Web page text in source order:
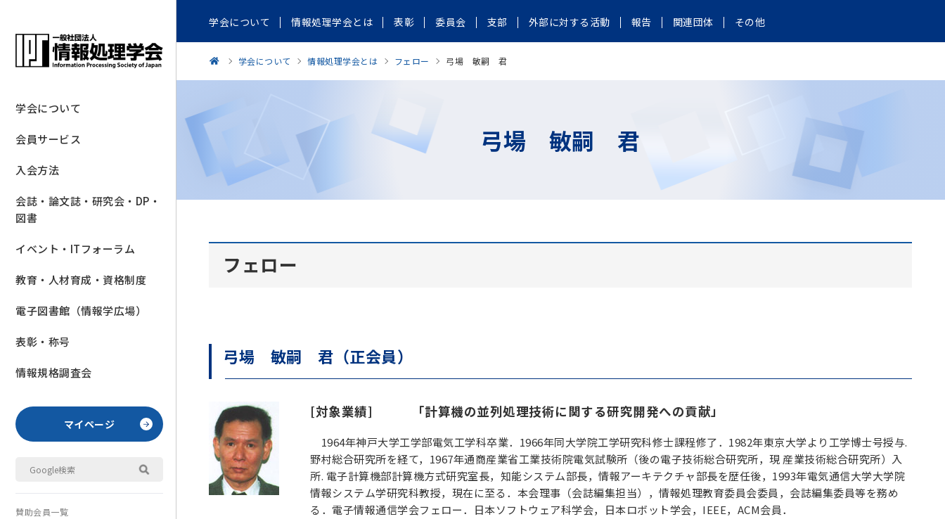
学会について
会員サービス
入会方法
会誌・論文誌・研究会・DP・
図書
イベント・ITフォーラム
教育・人材育成・資格制度
電子図書館（情報学広場）
表彰・称号
情報規格調査会
マイページ
賛助会員一覧
学会について 情報処理学会とは 表彰 委員会 支部 外部に対する活動 報告 関連団体 その他
学会について 情報処理学会とは フェロー 弓場 敏嗣 君
弓場 敏嗣 君
フェロー
弓場 敏嗣 君（正会員）
[対象業績] 「計算機の並列処理技術に関する研究開発への貢献」
1964年神戸大学工学部電気工学科卒業．1966年同大学院工学研究科修士課程修了．1982年東京大学より工学博士号授与.
野村総合研究所を経て，1967年通商産業省工業技術院電気試験所（後の電子技術総合研究所，現 産業技術総合研究所）入
所. 電子計算機部計算機方式研究室長，知能システム部長，情報アーキテクチャ部長を歴任後，1993年電気通信大学大学院
情報システム学研究科教授，現在に至る．本会理事（会誌編集担当），情報処理教育委員会委員，会誌編集委員等を務め
る．電子情報通信学会フェロー．日本ソフトウェア科学会，日本ロボット学会，IEEE，ACM会員．